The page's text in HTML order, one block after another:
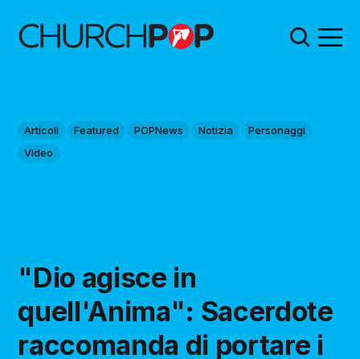
Articoli Featured POPNews Notizia
Personaggi
Video
"Dio agisce in
quell'Anima": Sacerdote
raccomanda di portare i